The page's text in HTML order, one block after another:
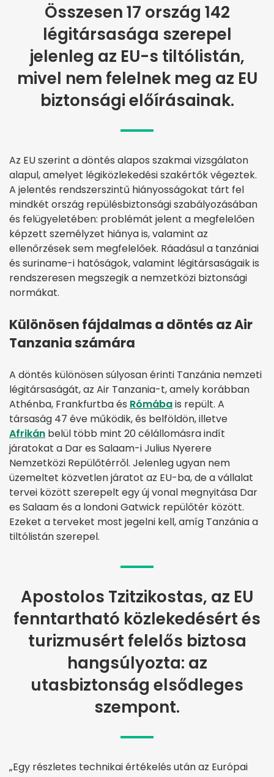
Összesen 17 ország 142
légitársasága szerepel
jelenleg az EU-s tiltólistán,
mivel nem felelnek meg az EU
biztonsági előírásainak.
Az EU szerint a döntés alapos szakmai vizsgálaton
alapul, amelyet légiközlekedési szakértők végeztek.
A jelentés rendszerszintű hiányosságokat tárt fel
mindkét ország repülésbiztonsági szabályozásában
és felügyeletében: problémát jelent a megfelelően
képzett személyzet hiánya is, valamint az
ellenőrzések sem megfelelőek. Ráadásul a tanzániai
és suriname-i hatóságok, valamint légitársaságaik is
rendszeresen megszegik a nemzetközi biztonsági
normákat.
Különösen fájdalmas a döntés az Air
Tanzania számára
A döntés különösen súlyosan érinti Tanzánia nemzeti
légitársaságát, az Air Tanzania-t, amely korábban
Athénba, Frankfurtba és Rómábais repült. A
társaság 47 éve működik, és belföldön, illetve
Afrikán belül több mint 20 célállomásra indít
járatokat a Dar es Salaam-i Julius Nyerere
Nemzetközi Repülőtérről. Jelenleg ugyan nem
üzemeltet közvetlen járatot az EU-ba, de a vállalat
tervei között szerepelt egy új vonal megnyitása Dar
es Salaam és a londoni Gatwick repülőtér között.
Ezeket a terveket most jegelni kell, amíg Tanzánia a
tiltólistán szerepel.
Apostolos Tzitzikostas, az EU
fenntartható közlekedésért és
turizmusért felelős biztosa
hangsúlyozta: az
utasbiztonság elsődleges
szempont.
„Egy részletes technikai értékelés után az Európai